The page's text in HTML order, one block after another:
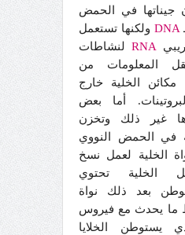
جيناتها في الحمض
DNA ولكنها تستعمل
RNA لنشاطات
المعلومات من
مكائن الخلية خارج
أما بعض
غير ذلك وتخزن
في الحمض النووي
الخلية لعمل نسخ
الخلية تحتوي
بعد ذلك نواة
ما يحدث مع فيروس
يستوطن الخلايا